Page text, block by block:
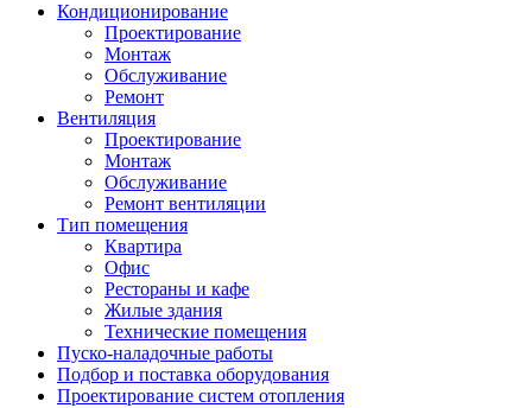
Кондиционирование
Проектирование
Монтаж
Обслуживание
Ремонт
Вентиляция
Проектирование
Монтаж
Обслуживание
Ремонт вентиляции
Тип помещения
Квартира
Офис
Рестораны и кафе
Жилые здания
Технические помещения
Пуско-наладочные работы
Подбор и поставка оборудования
Проектирование систем отопления